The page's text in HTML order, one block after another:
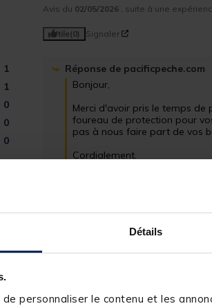
Détails
personnaliser le contenu et les
1
1
0
0
0
Avis du 02/05/2026 , suite à une
Utile(0) Signaler
Réponse de pacificpeche.com
Bonjour,
Merci d'avoir pris le temps
foureau de protection pour
pas à nous faire part de vos
Cordialement.
5
Daiwa pas surprise
Utile(0) Signaler